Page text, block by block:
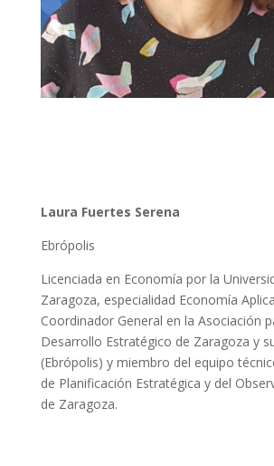
Laura Fuertes Serena
Ebrópolis
Licenciada en Economía por la
Zaragoza, especialidad Economía
Coordinador General en la Asociación
Desarrollo Estratégico de Zaragoza y
(Ebrópolis) y miembro del equipo
de Planificación Estratégica y del
de Zaragoza.